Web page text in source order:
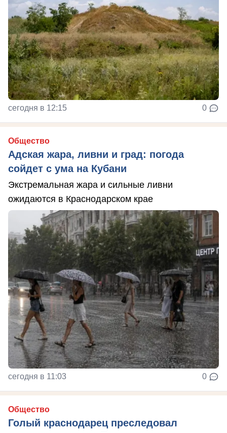
сегодня в 12:15 0
Общество
Адская жара, ливни и град: погода
сойдет с ума на Кубани
Экстремальная жара и сильные ливни
ожидаются в Краснодарском крае
сегодня в 11:03 0
Общество
Голый краснодарец преследовал